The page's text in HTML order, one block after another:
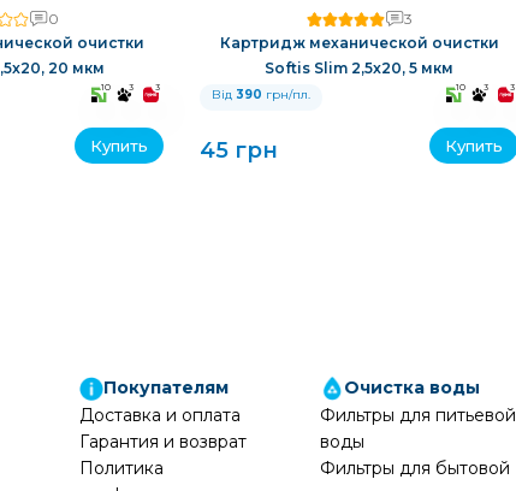
0
очистки
20 мкм
10 3 3
Купить
3
Картридж механической очистки
Softis Slim 2,5x20, 5 мкм
Від 390 грн/пл. 10 3 3
45 грн Купить
Покупателям
Доставка и оплата
Гарантия и возврат
Политика
Очистка воды
Фильтры для питьевой
воды
Фильтры для бытовой